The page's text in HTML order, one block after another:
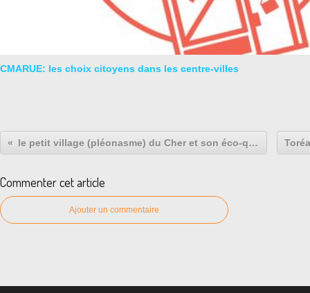
CMARUE: les choix citoyens dans les centre-villes
le petit village (pléonasme) du Cher et son éco-quartier
Commenter cet article
Ajouter un commentaire